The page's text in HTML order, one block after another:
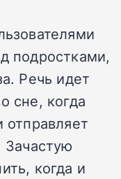
подростками,
Речь идет
сне, когда
отправляет
когда и